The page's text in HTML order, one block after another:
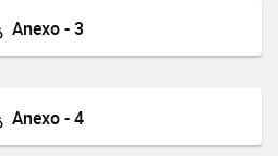
Anexo - 3
Anexo - 4